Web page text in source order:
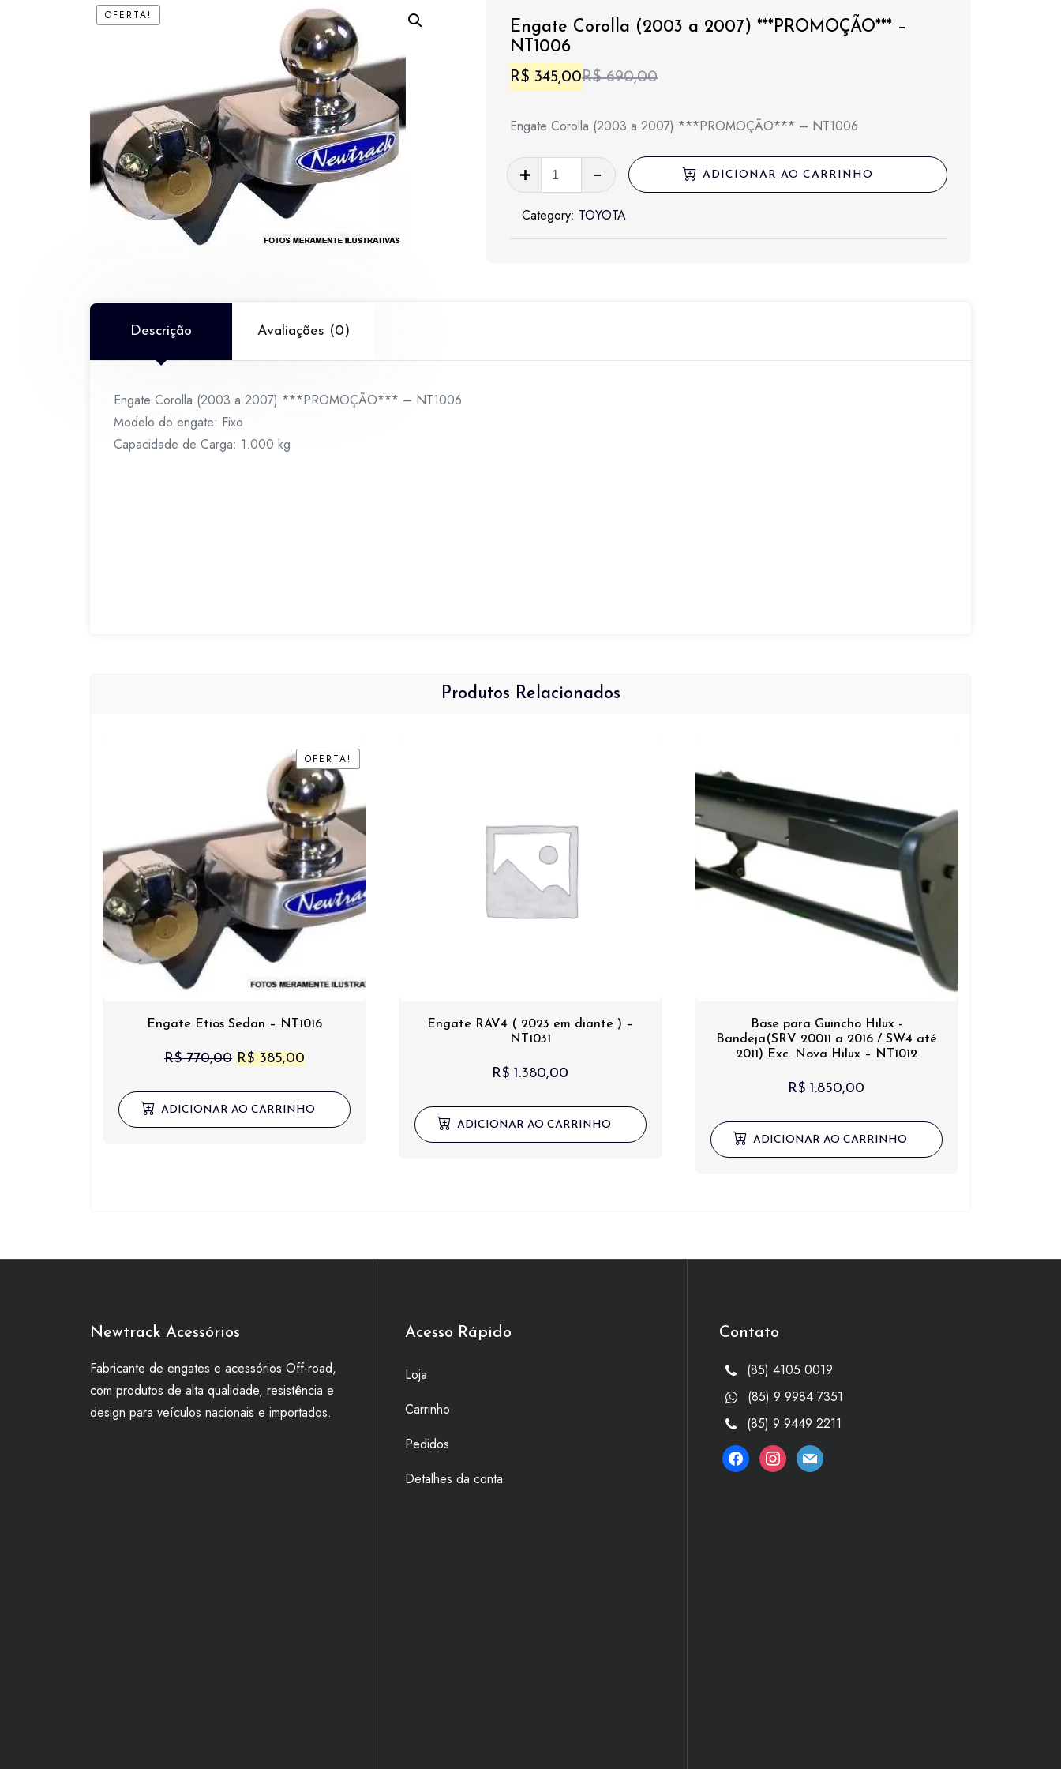
OFERTA!
Engate Corolla (2003 a 2007) ***PROMOÇÃO*** –
NT1006
R$690,00O
original
era:
R$ 690,00.
R$ 345,00
O
atual
é:
R$ 345,00.
Engate Corolla (2003 a 2007) ***PROMOÇÃO*** – NT1006
Engate
Corolla
(2003
ADICIONAR AO CARRINHO
Category: TOYOTA
Descrição Avaliações (0)
Engate Corolla (2003 a 2007) ***PROMOÇÃO*** – NT1006
Modelo do engate: Fixo
Capacidade de Carga: 1.000 kg
Produtos Relacionados
OFERTA!
OFERTA!
Engate Etios Sedan – NT1016
R$770,00 O
original
R$385,00O
atual
ADICIONAR AO CARRINHO
Engate RAV4 ( 2023 em diante ) –
NT1031
R$ 1.380,00
ADICIONAR AO CARRINHO
Base para Guincho Hilux -
Bandeja(SRV 20011 a 2016 / SW4 até
2011) Exc. Nova Hilux – NT1012
R$ 1.850,00
ADICIONAR AO CARRINHO
Newtrack Acessórios
Fabricante de engates e acessórios Off-road,
com produtos de alta qualidade, resistência e
design para veículos nacionais e importados.
Acesso Rápido
Loja
Carrinho
Pedidos
Detalhes da conta
Contato
(85) 4105 0019
(85) 9 9984 7351
(85) 9 9449 2211
facebookinstagram
mail